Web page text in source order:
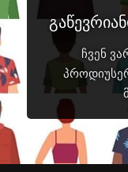
ჩვენ